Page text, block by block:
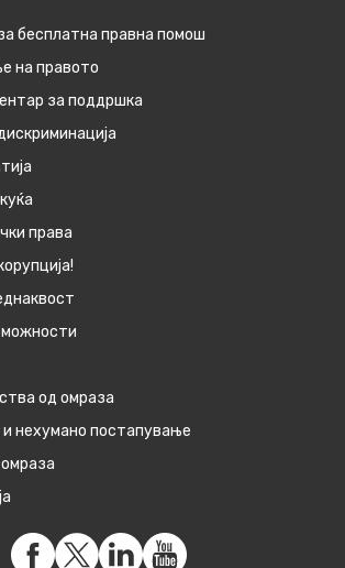
бесплатна правна помош
на правото
за поддршка
права
можности
од омраза
нехумано постапување
омраза